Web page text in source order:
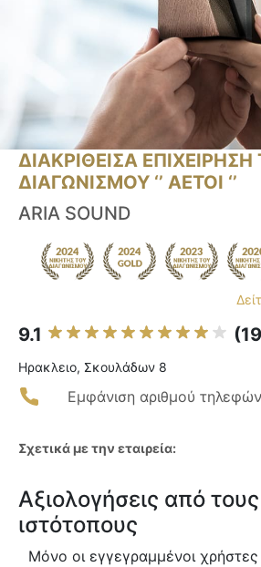
ΔΙΑΚΡΙΘΕΙΣΑ ΕΠΙΧΕΙΡΗΣΗ
ΔΙΑΓΩΝΙΣΜΟΥ ‘’ ΑΕΤΟΙ ‘’
ARIA SOUND
9.1
Ηρακλειο, Σκουλάδων 8
Εμφάνιση αριθμού
Σχετικά με την εταιρεία:
Αξιολογήσεις από
ιστότοπους
Μόνο οι εγγεγραμμένοι